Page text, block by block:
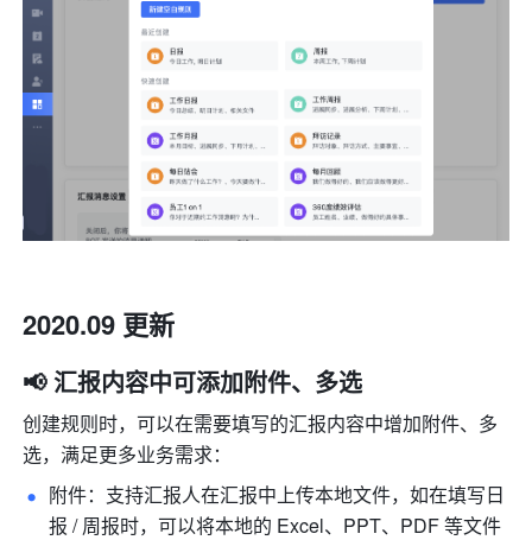
2020.09 更新
📢 汇报内容中可添加附件、多选
创建规则时，可以在需要填写的汇报内容中增加附件、多
选，满足更多业务需求：
附件：支持汇报人在汇报中上传本地文件，如在填写日
报 / 周报时，可以将本地的 Excel、PPT、PDF 等文件